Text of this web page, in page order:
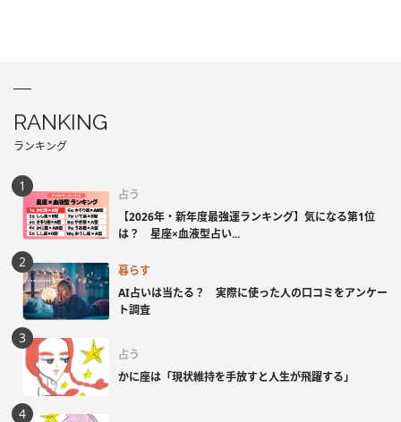
RANKING
ランキング
占う
【2026年・新年度最強運ランキング】気になる第1位
は？ 星座×血液型占い...
暮らす
AI占いは当たる？ 実際に使った人の口コミをアンケー
ト調査
占う
かに座は「現状維持を手放すと人生が飛躍する」